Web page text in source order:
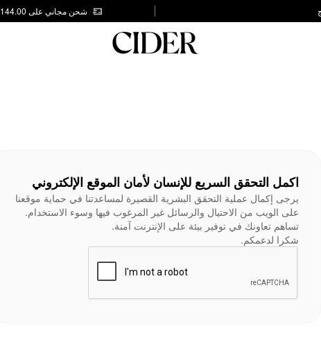
شحن مجاني على AED 144.00
اكمل التحقق السريع للإنسان لأمان الموقع الإلكتروني
يرجى إكمال عملية التحقق البشرية القصيرة لمساعدتنا في حماية موقعنا
على الويب من الاحتيال والرسائل غير المرغوب فيها وسوء الاستخدام.
تساهم تعاونك في توفير بيئة على الإنترنت آمنة.
شكرا لدعمكم.